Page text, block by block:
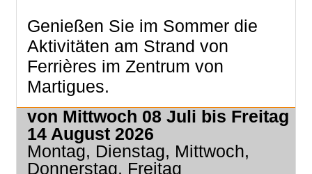
Genießen Sie im Sommer die
Aktivitäten am Strand von
Ferrières im Zentrum von
Martigues.
von Mittwoch 08 Juli bis Freitag
14 August 2026
Montag, Dienstag, Mittwoch,
Donnerstag, Freitag